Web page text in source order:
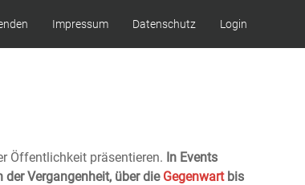
Impressum Datenschutz Login
Öffentlichkeit präsentieren. In Events
der Vergangenheit, über die Gegenwart bis